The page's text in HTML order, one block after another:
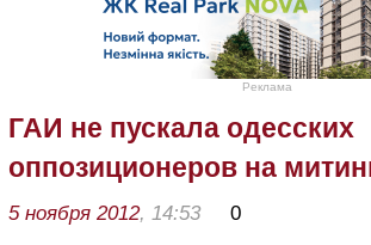
Реклама
ГАИ не пускала одесских
оппозиционеров на
5 ноября 2012, 14:53 0